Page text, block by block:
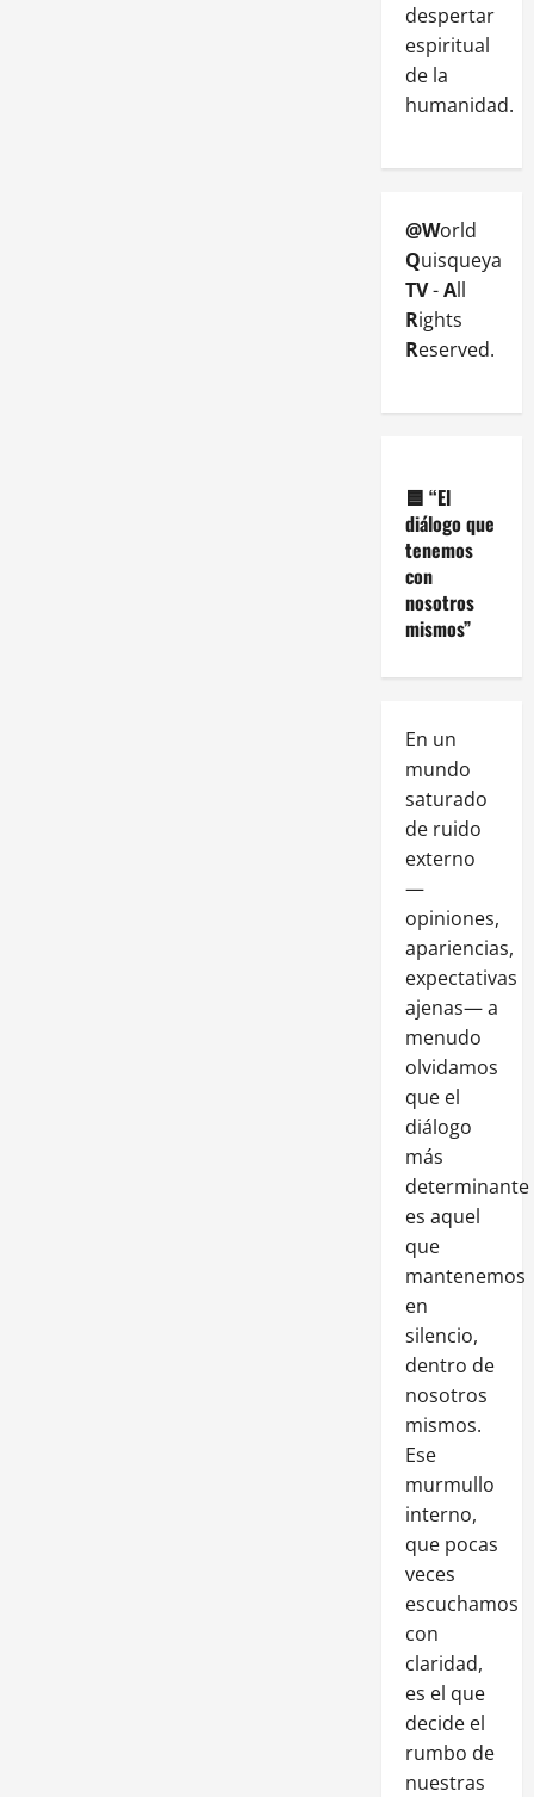
despertar
espiritual
de la
humanidad.
@World
Quisqueya
TV-All
Rights
Reserved.
🟦 “El
diálogo que
tenemos
con
nosotros
mismos”
En un
mundo
saturado
de ruido
externo
—
opiniones,
apariencias,
expectativas
ajenas— a
menudo
olvidamos
que el
diálogo
más
determinante
es aquel
que
mantenemos
en
silencio,
dentro de
nosotros
mismos.
Ese
murmullo
interno,
que pocas
veces
escuchamos
con
claridad,
es el que
decide el
rumbo de
nuestras